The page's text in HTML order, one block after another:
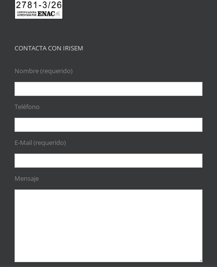
CONTACTA CON IRISEM
Nombre (requerido)
Teléfono
E-Mail (requerido)
Mensaje